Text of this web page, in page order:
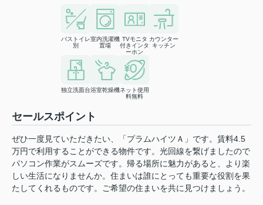
バストイレ
別
室内洗濯機
置場
TVモニタ
付きインタ
ーホン
カウンター
キッチン
独立洗面台浴室乾燥機ネット使用
料無料
セールスポイント
ぜひ一度見ていただきたい、「プラムハイツＡ」です。賃料4.5
万円で利用することができる物件です。光回線を繋げましたので
パソコン作業がスムーズです。帰る場所に魅力があると、より楽
しい生活になりませんか。住まいは誰にとっても重要な役割を果
たしてくれるものです。ご希望の住まいを共に見つけましょう。